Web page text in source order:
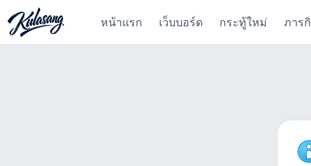
หน้าแรก เว็บบอร์ด กระทู้ใหม่ ภาร